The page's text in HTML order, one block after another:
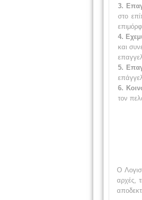
3.
στο
4.
και
5.
6.
τον
Ο
αρχές,